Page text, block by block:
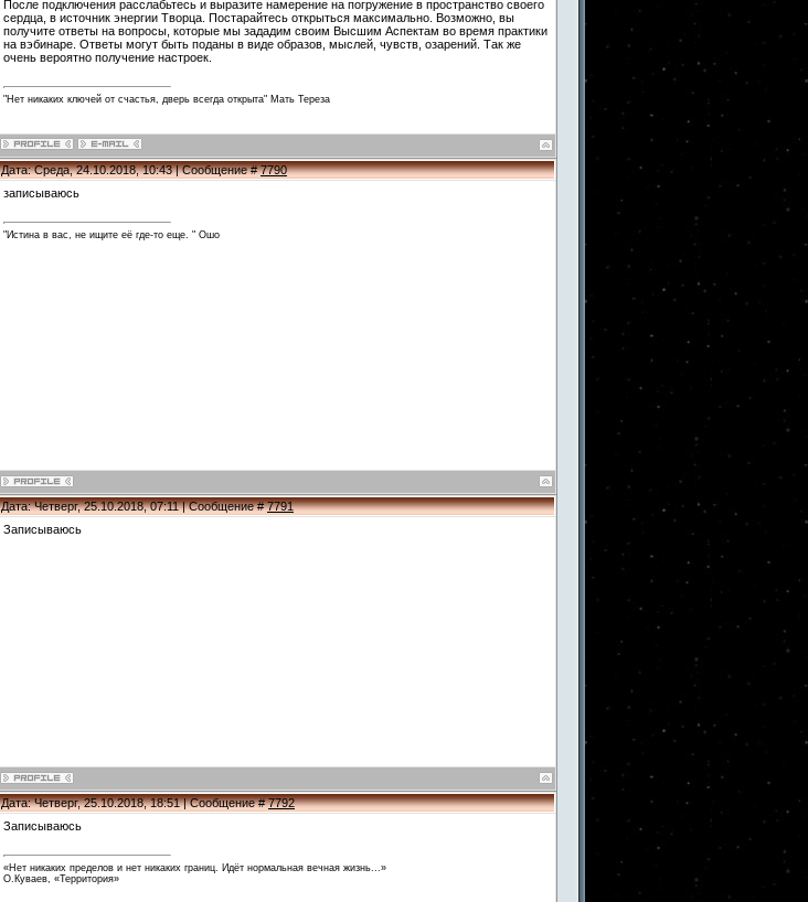
После подключения расслабьтесь и выразите намерение на погружение в пространство своего
сердца, в источник энергии Творца. Постарайтесь открыться максимально. Возможно, вы
получите ответы на вопросы, которые мы зададим своим Высшим Аспектам во время практики
на вэбинаре. Ответы могут быть поданы в виде образов, мыслей, чувств, озарений. Так же
очень вероятно получение настроек.
"Нет никаких ключей от счастья, дверь всегда открыта" Мать Тереза
Дата: Среда, 24.10.2018, 10:43 | Сообщение #7790
записываюсь
"Истина в вас, не ищите её где-то еще. " Ошо
Дата: Четверг, 25.10.2018, 07:11 | Сообщение #7791
Записываюсь
Дата: Четверг, 25.10.2018, 18:51 | Сообщение #7792
Записываюсь
«Нет никаких пределов и нет никаких границ. Идёт нормальная вечная жизнь...»
О.Куваев, «Территория»